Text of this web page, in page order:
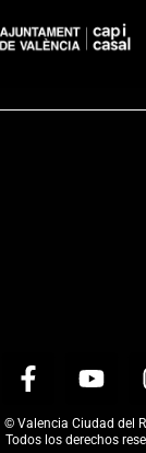
© Valencia Ciudad del
Todos los derechos